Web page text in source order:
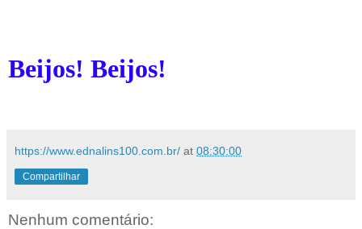
Beijos! Beijos!
https://www.ednalins100.com.br/ at 08:30:00
Compartilhar
Nenhum comentário: